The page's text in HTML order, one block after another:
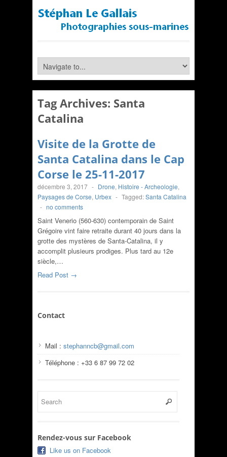
Tag Archives: Santa
Catalina
Visite de la Grotte de
Santa Catalina dans le Cap
Corse le 25-11-2017
décembre 3, 2017 - Drone, Histoire - Archeologie,
Paysages de Corse, Urbex - Tagged:Santa Catalina
- no comments
Saint Venerio (560-630) contemporain de Saint
Grégoire vint faire retraite durant 40 jours dans la
grotte des mystères de Santa-Catalina, il y
accomplit plusieurs prodiges. Plus tard au 12e
siècle,…
Read Post →
Contact
Mail : stephanncb@gmail.com
Téléphone : +33 6 87 99 72 02
Rendez-vous sur Facebook
Like us on Facebook